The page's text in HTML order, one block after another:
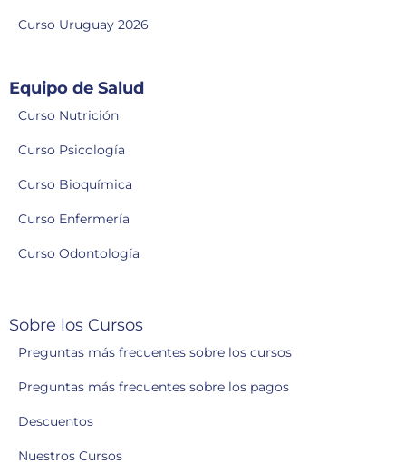
Curso Uruguay 2026
Equipo de Salud
Curso Nutrición
Curso Psicología
Curso Bioquímica
Curso Enfermería
Curso Odontología
Sobre los Cursos
Preguntas más frecuentes sobre los cursos
Preguntas más frecuentes sobre los pagos
Descuentos
Nuestros Cursos